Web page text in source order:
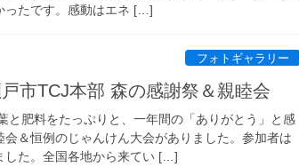
ったです。感動はエネ […]
フォトギャラリー
市TCJ本部 森の感謝祭＆親睦会
と肥料をたっぷりと、一年間の「ありがとう」と感
＆恒例のじゃんけん大会がありました。参加者は
した。全国各地から来てい […]